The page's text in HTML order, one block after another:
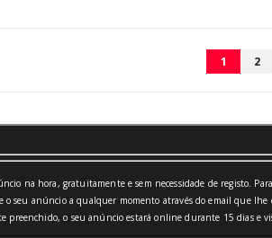
1 2
na hora, gratuitamente e sem necessidade de registo.
o seu anúncio a qualquer momento através do email que lhe
preenchido, o seu anúncio estará online durante 15 dias e